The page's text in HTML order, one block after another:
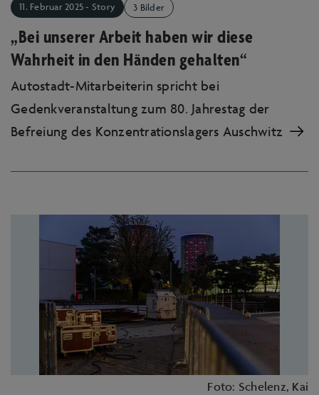
11. Februar 2025 - Story 3 Bilder
„Bei unserer Arbeit haben wir diese
Wahrheit in den Händen gehalten“
Autostadt-Mitarbeiterin spricht bei
Gedenkveranstaltung zum 80. Jahrestag der
Befreiung des Konzentrationslagers Auschwitz
Foto: Schelenz, Kai